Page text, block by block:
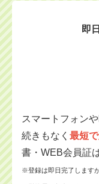
即
スマートフォン
続きもなく 最短
書・WEB会員証
※登録は即日完了します